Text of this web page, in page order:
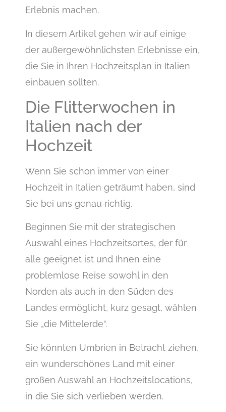
Erlebnis machen.
In diesem Artikel gehen wir auf einige
der außergewöhnlichsten Erlebnisse ein,
die Sie in Ihren Hochzeitsplan in Italien
einbauen sollten.
Die Flitterwochen in
Italien nach der
Hochzeit
Wenn Sie schon immer von einer
Hochzeit in Italien geträumt haben, sind
Sie bei uns genau richtig.
Beginnen Sie mit der strategischen
Auswahl eines Hochzeitsortes, der für
alle geeignet ist und Ihnen eine
problemlose Reise sowohl in den
Norden als auch in den Süden des
Landes ermöglicht, kurz gesagt, wählen
Sie „die Mittelerde“.
Sie könnten Umbrien in Betracht ziehen,
ein wunderschönes Land mit einer
großen Auswahl an Hochzeitslocations,
in die Sie sich verlieben werden.